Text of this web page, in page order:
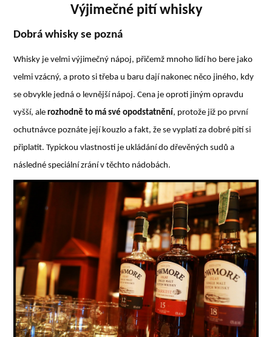
Výjimečné pití whisky
Dobrá whisky se pozná
Whisky je velmi výjimečný nápoj, přičemž mnoho lidí ho bere jako
velmi vzácný, a proto si třeba u baru dají nakonec něco jiného, kdy
se obvykle jedná o levnější nápoj. Cena je oproti jiným opravdu
vyšší, alerozhodně to má své opodstatnění, protože již po první
ochutnávce poznáte její kouzlo a fakt, že se vyplatí za dobré pití si
připlatit. Typickou vlastnosti je ukládání do dřevěných sudů a
následné speciální zrání v těchto nádobách.